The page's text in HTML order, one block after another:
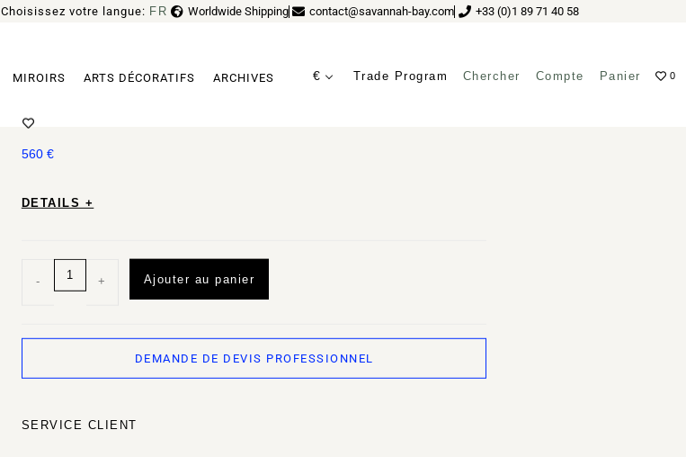
Choisissez votre langue: FR
EN Worldwide Shipping contact@savannah-bay.com +33 (0)1 89 71 40 58
MIROIRS ARTS DÉCORATIFS ARCHIVES € Trade Program Chercher Compte Panier 0
560 €
DETAILS +
- + Ajouter au panier
DEMANDE DE DEVIS PROFESSIONNEL
SERVICE CLIENT